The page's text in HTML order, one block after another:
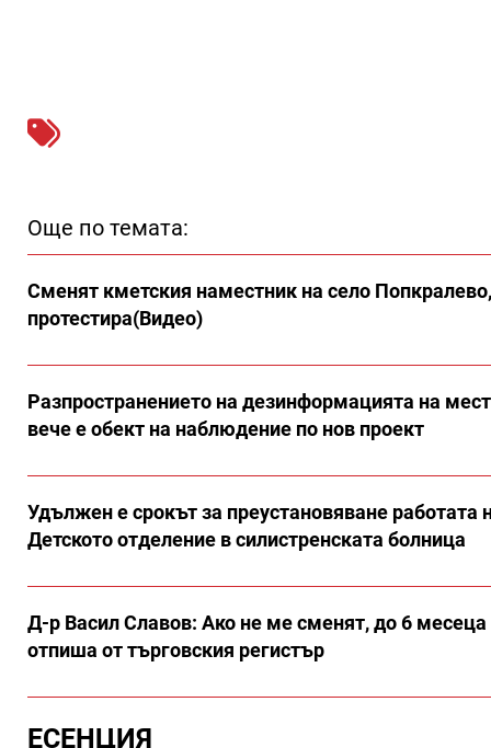
Още по темата:
Сменят кметския наместник на село
протестира(Видео)
Разпространението на дезинформацията на
вече е обект на наблюдение по нов проект
Удължен е срокът за преустановяване работата
Детското отделение в силистренската болница
Д-р Васил Славов: Ако не ме сменят, до 6
отпиша от търговския регистър
ЕСЕНЦИЯ